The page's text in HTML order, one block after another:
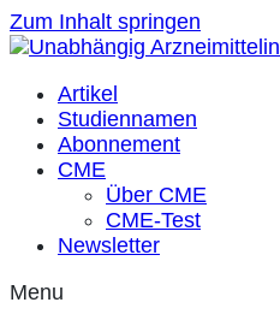
Zum Inhalt springen
Artikel
Studiennamen
Abonnement
CME
Über CME
CME-Test
Newsletter
Menu